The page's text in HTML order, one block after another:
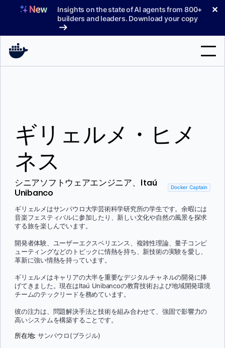
へ
Insights on the state of AI agents from 800+
builders and leaders. Download your copy
✕
サポート
料金プラン
ブログ
ドキュメント
サインイン
ギリェルメ・ヒメ
ネス
シニアソフトウェアエンジニア、Itaú
Unibanco
Docker Captain
ギリェルメはサンパウロ大学芸術科学研究所の学生です。余暇には
音楽フェスティバルに参加したり、新しい文化や自然の風景を探求
する旅を楽しんでいます。
開発者体験、ユーザーエクスペリエンス、複雑性理論、量子コンピ
ューティングなどのトピックに情熱を持ち、新技術の実験を愛し、
革新に強い情熱を持っています。
ギリェルメはキャリアの大半を重要なデジタルチャネルの開発に捧
げてきました。現在はItaú Unibancoの教育技術および地域開発環境
チームのテックリードを務めています。
彼の注力は、問題解決手法と技術を組み合わせて、強固で影響力の
高いシステムを構築することです。
所在地: サンパウロ(ブラジル)